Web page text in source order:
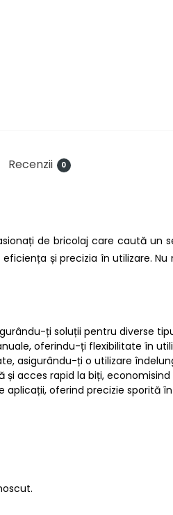
Recenzii 0
de bricolaj care caută
și precizia în utilizare.
ți soluții pentru diverse
oferindu-ți flexibilitate în
asigurându-ți o utilizare
acces rapid la biți,
oferind precizie sporită